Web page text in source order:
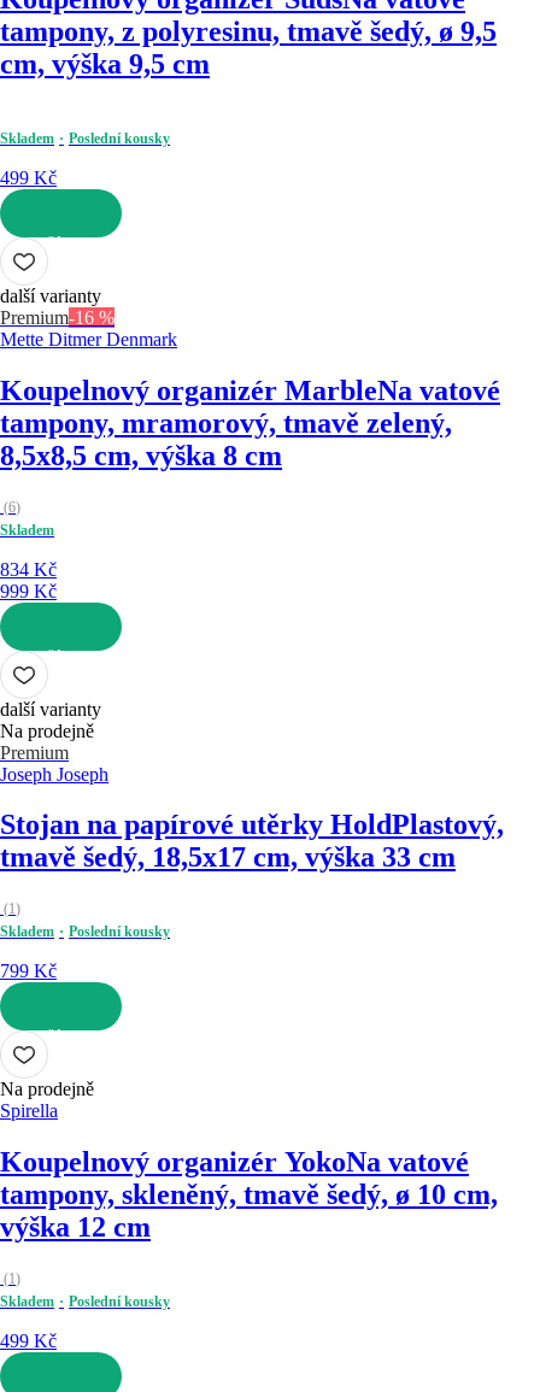
tampony, z polyresinu, tmavě šedý, ø 9,5
cm, výška 9,5 cm
Skladem Poslední kousky
499 Kč
DO KOŠÍKU
další varianty
Premium-16 %
Mette Ditmer Denmark
Koupelnový organizér MarbleNa vatové
tampony, mramorový, tmavě zelený,
8,5x8,5 cm, výška 8 cm
(6)
Skladem
834 Kč
999 Kč
DO KOŠÍKU
další varianty
Na prodejně
Premium
Joseph Joseph
Stojan na papírové utěrky HoldPlastový,
tmavě šedý, 18,5x17 cm, výška 33 cm
(1)
Skladem
Poslední kousky
799 Kč
DO KOŠÍKU
Na prodejně
Spirella
Koupelnový organizér YokoNa vatové
tampony, skleněný, tmavě šedý, ø 10 cm,
výška 12 cm
(1)
Skladem
Poslední kousky
499 Kč